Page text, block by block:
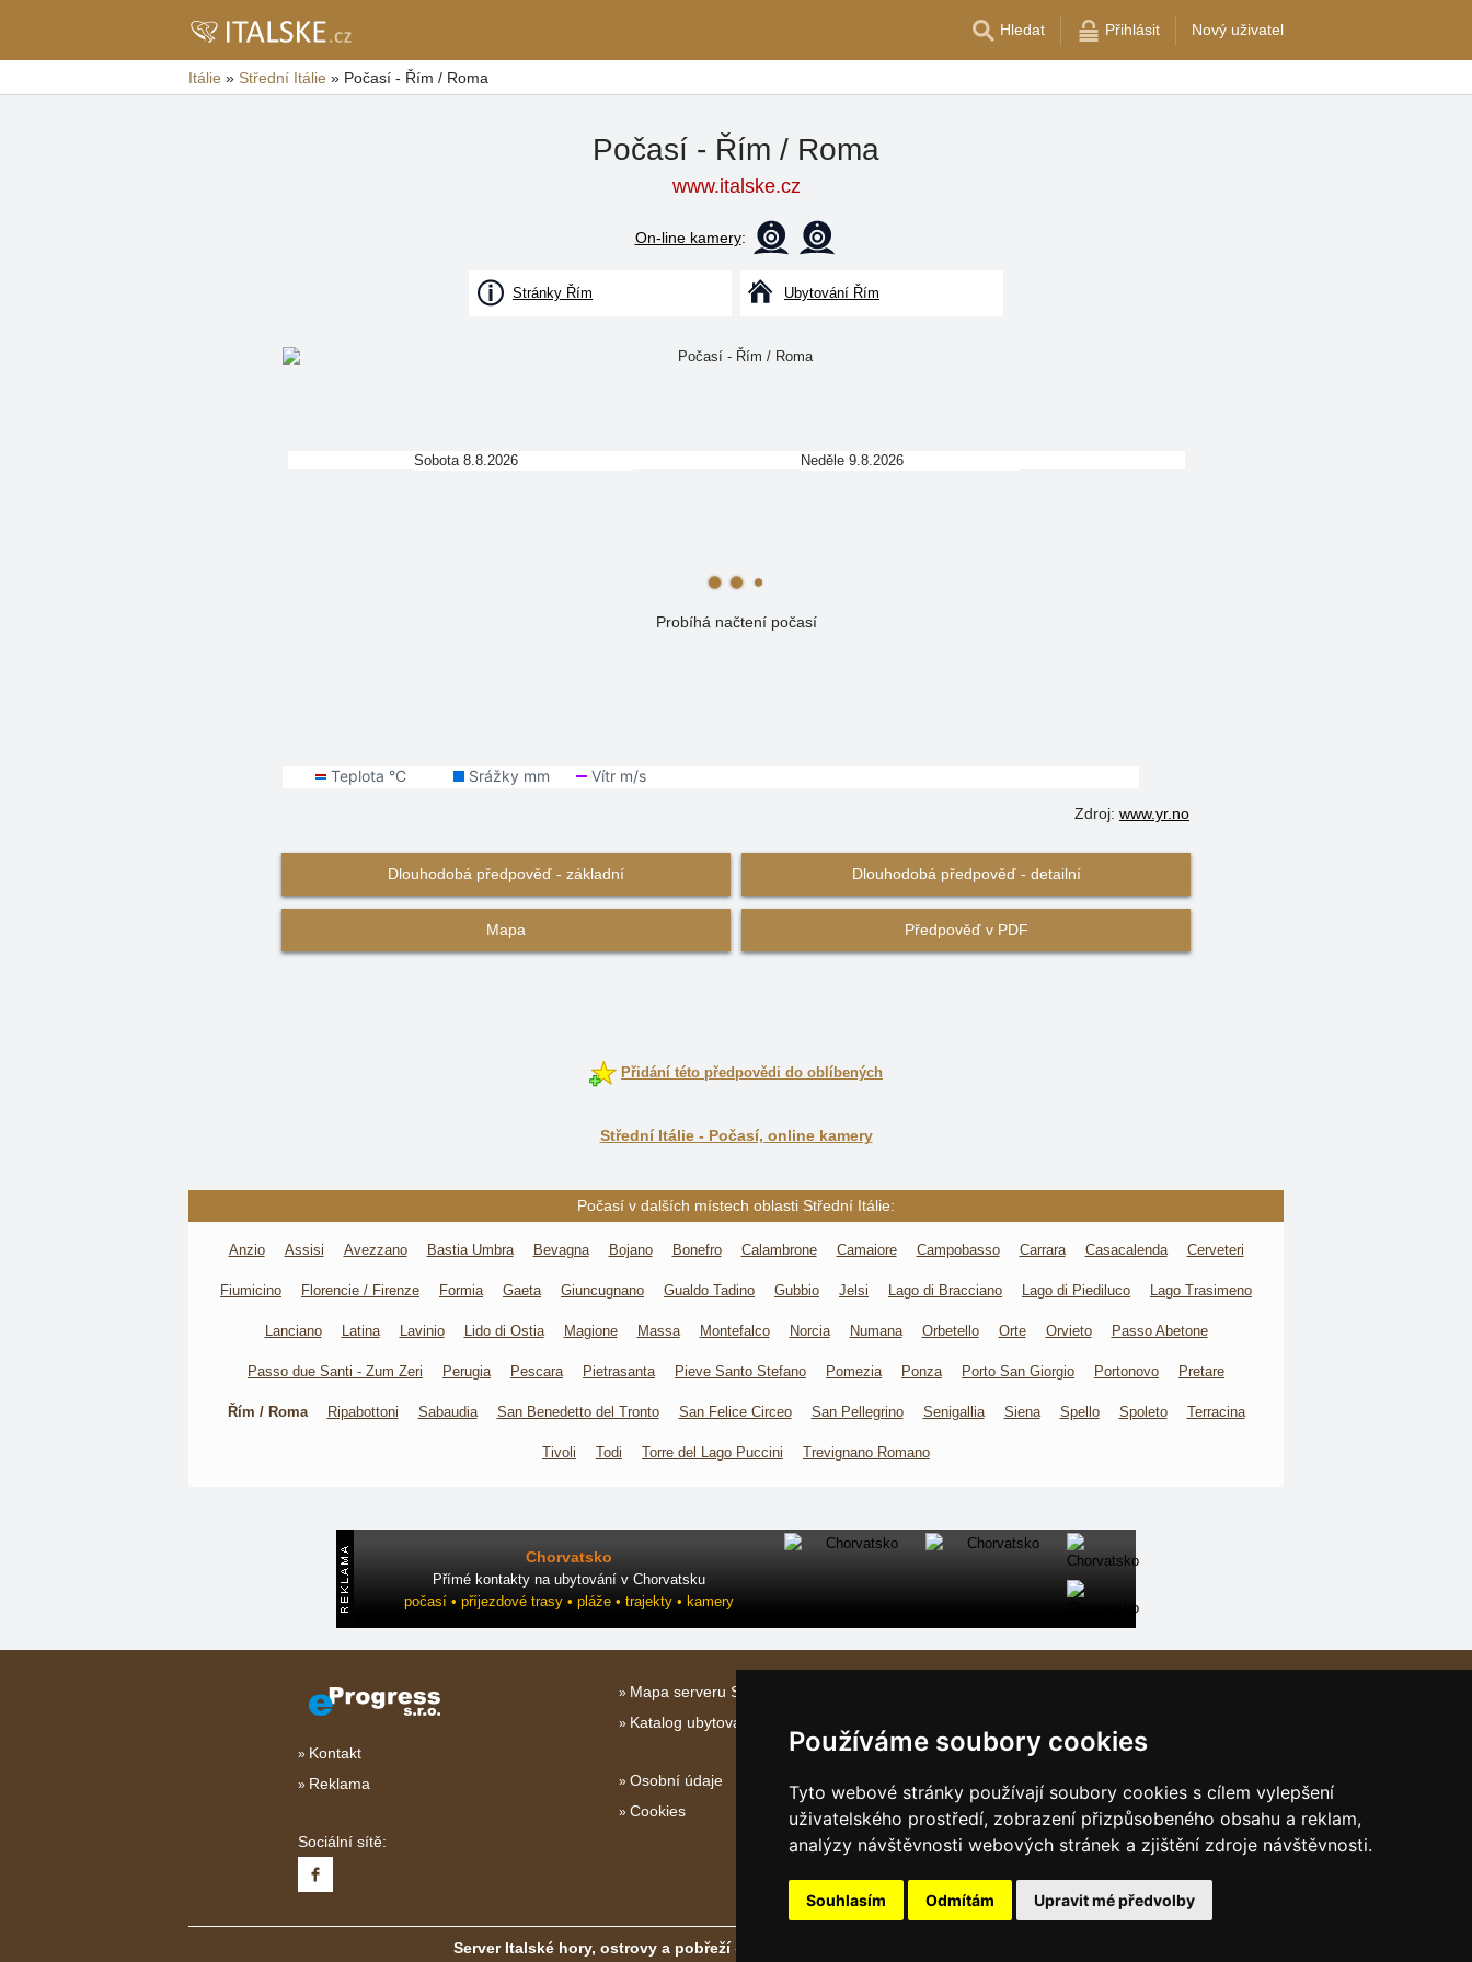
Používáme soubory cookies
Tyto webové stránky používají soubory cookies s cílem vylepšení
uživatelského prostředí, zobrazení přizpůsobeného obsahu a reklam,
analýzy návštěvnosti webových stránek a zjištění zdroje návštěvnosti.
Souhlasím Odmítám Upravit mé předvolby
Hledat Přihlásit Nový uživatel
Itálie » Střední Itálie » Počasí - Řím / Roma
Počasí - Řím / Roma
www.italske.cz
On-line kamery:
Stránky Řím Ubytování Řím
Probíhá načtení počasí
Sobota 8.8.2026 Neděle 9.8.2026
Zdroj: www.yr.no
Dlouhodobá předpověď - základní Dlouhodobá předpověď - detailní
Mapa Předpověď v PDF
Přidání této předpovědi do oblíbených
Střední Itálie - Počasí, online kamery
Počasí v dalších místech oblasti Střední Itálie:
Anzio Assisi Avezzano Bastia Umbra Bevagna Bojano Bonefro Calambrone Camaiore Campobasso Carrara Casacalenda Cerveteri
Fiumicino Florencie / Firenze Formia Gaeta Giuncugnano Gualdo Tadino Gubbio Jelsi Lago di Bracciano Lago di Piediluco Lago Trasimeno
Lanciano Latina Lavinio Lido di Ostia Magione Massa Montefalco Norcia Numana Orbetello Orte Orvieto Passo Abetone
Passo due Santi - Zum Zeri Perugia Pescara Pietrasanta Pieve Santo Stefano Pomezia Ponza Porto San Giorgio Portonovo Pretare
Řím / Roma Ripabottoni Sabaudia San Benedetto del Tronto San Felice Circeo San Pellegrino Senigallia Siena Spello Spoleto Terracina
Tivoli Todi Torre del Lago Puccini Trevignano Romano
Chorvatsko
Přímé kontakty na ubytování v Chorvatsku
počasí • příjezdové trasy • pláže • trajekty • kamery
Kontakt
Reklama
Sociální sítě:
Mapa serveru Střední Itálie
Katalog ubytování
Osobní údaje
Cookies
Slovenské hory
Chorvatsko
Alpy
Itálie
Server Italské hory, ostrovy a pobřeží- Copyright © 2011-2026